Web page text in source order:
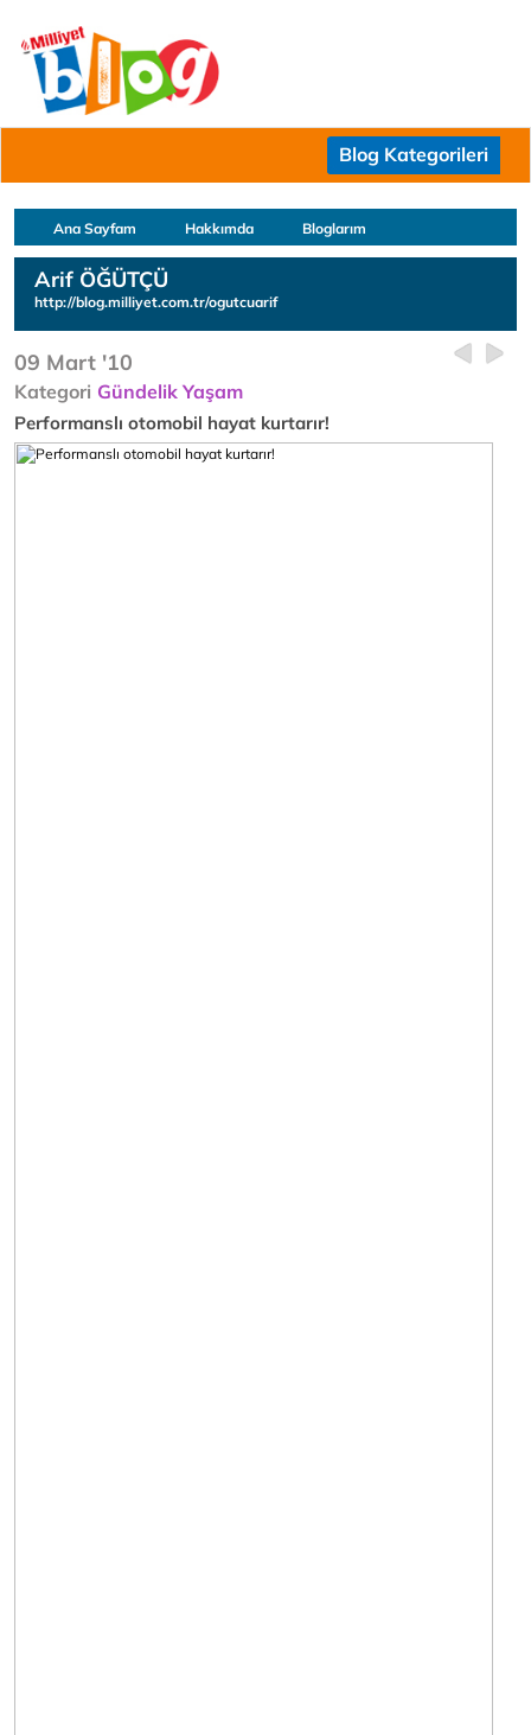
Blog Kategorileri
Ana Sayfam Hakkımda Bloglarım
Arif ÖĞÜTÇÜ
http://blog.milliyet.com.tr/ogutcuarif
09 Mart '10
Kategori Gündelik Yaşam
Performanslı otomobil hayat kurtarır!